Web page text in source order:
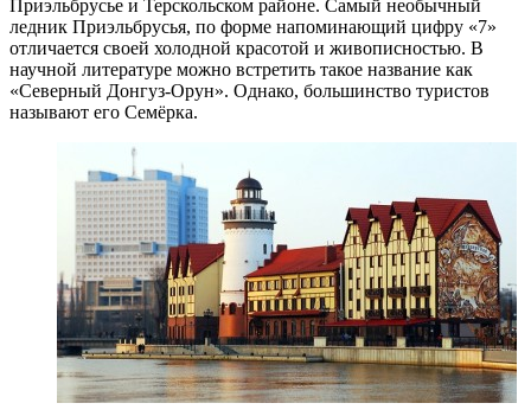
Приэльбрусье и Терскольском районе. Самый необычный
ледник Приэльбрусья, по форме напоминающий цифру «7»
отличается своей холодной красотой и живописностью. В
научной литературе можно встретить такое название как
«Северный Донгуз-Орун». Однако, большинство туристов
называют его Семёрка.